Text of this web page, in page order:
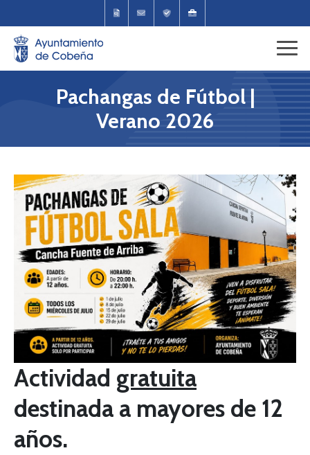
Pachangas de Fútbol |
Verano 2026
Actividad gratuita
destinada a mayores de 12
años.